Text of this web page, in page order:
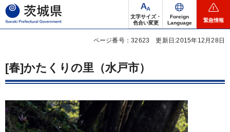
茨城県
文字サイズ・
色合い変更
Foreign
Language
緊急情報
ページ番号：32623 更新日:2015年12月28日
[春]かたくりの里（水戸市）